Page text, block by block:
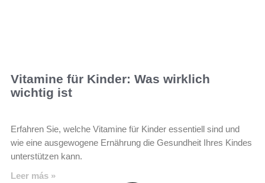
Vitamine für Kinder: Was wirklich
wichtig ist
Erfahren Sie, welche Vitamine für Kinder essentiell sind und
wie eine ausgewogene Ernährung die Gesundheit Ihres Kindes
unterstützen kann.
Leer más »